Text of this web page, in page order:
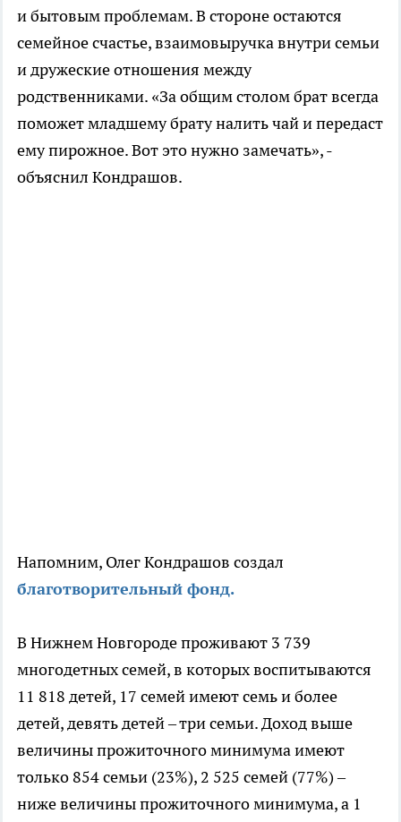
и бытовым проблемам. В стороне остаются
семейное счастье, взаимовыручка внутри семьи
и дружеские отношения между
родственниками. «За общим столом брат всегда
поможет младшему брату налить чай и передаст
ему пирожное. Вот это нужно замечать», -
объяснил Кондрашов.
Напомним, Олег Кондрашов создал
благотворительный фонд.
В Нижнем Новгороде проживают 3 739
многодетных семей, в которых воспитываются
11 818 детей, 17 семей имеют семь и более
детей, девять детей – три семьи. Доход выше
величины прожиточного минимума имеют
только 854 семьи (23%), 2 525 семей (77%) –
ниже величины прожиточного минимума, а 1